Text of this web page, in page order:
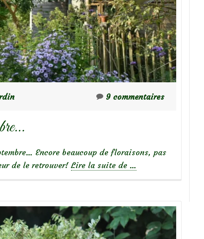
9 commentaires
Encore beaucoup de floraisons, pas
de le retrouver! Lire la suite de
mon
jardin
…